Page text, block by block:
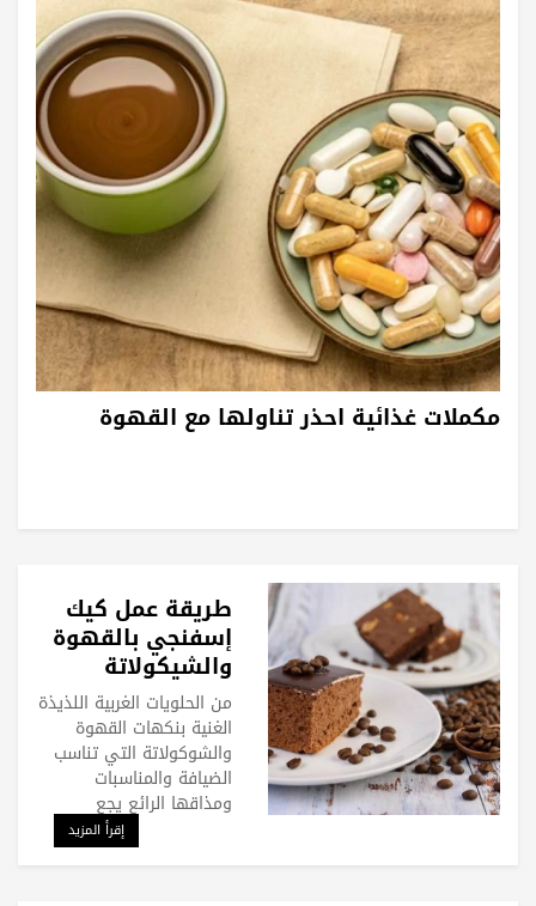
مكملات غذائية احذر تناولها مع القهوة
طريقة عمل كيك
إسفنجي بالقهوة
والشيكولاتة
من الحلويات الغربية اللذيذة
الغنية بنكهات القهوة
والشوكولاتة التي تناسب
الضيافة والمناسبات
ومذاقها الرائع يجع
إقرأ المزيد